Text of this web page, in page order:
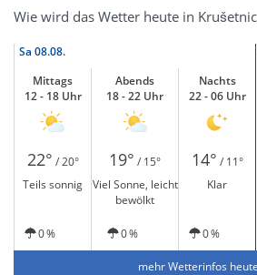
Wie wird das Wetter heute in
Sa 08.08.
Mittags
12 - 18 Uhr
Abends
18 - 22 Uhr
Nachts
22 - 06 Uhr
22° / 20° 19° / 15° 14° / 11°
Teils sonnig
Viel Sonne, leicht
bewölkt
Klar
0 % 0 % 0 %
mehr Wetterinfos heute